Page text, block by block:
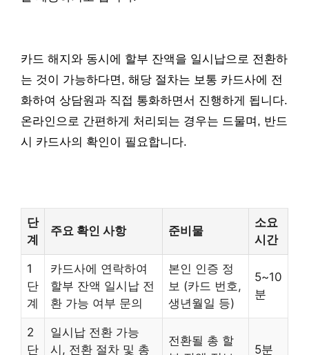
카드 해지와 동시에 할부 잔액을 일시납으로 전환하
는 것이 가능하다면, 해당 절차는 보통 카드사에 전
화하여 상담원과 직접 통화하면서 진행하게 됩니다.
온라인으로 간편하게 처리되는 경우는 드물며, 반드
시 카드사의 확인이 필요합니다.
단
계
주요 확인 사항 준비물
소요
시간
1
단
계
카드사에 연락하여
할부 잔액 일시납 전
환 가능 여부 문의
본인 인증 정
보 (카드 번호,
생년월일 등)
5~10
분
2
단
일시납 전환 가능
시, 전환 절차 및 총
전환될 총 할
5분